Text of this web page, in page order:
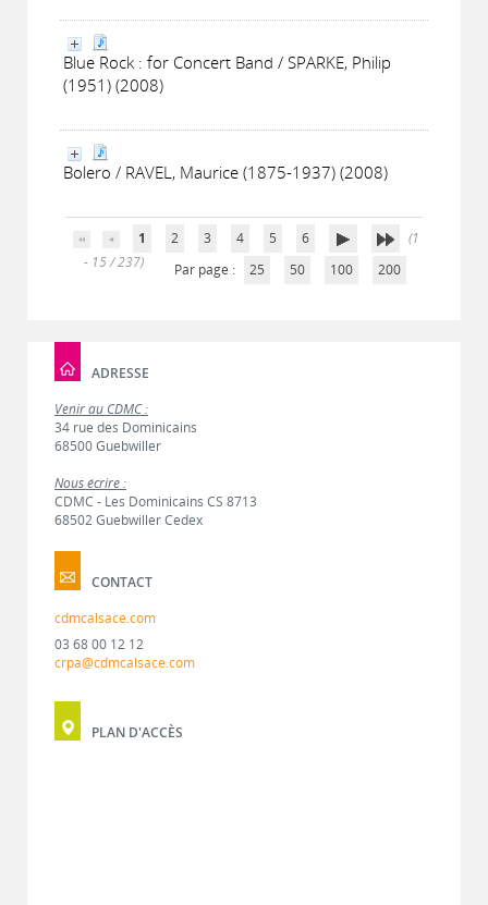
Blue Rock : for Concert Band / SPARKE, Philip
(1951) (2008)
Bolero / RAVEL, Maurice (1875-1937) (2008)
1 2 3 4 5 6
(1
- 15 / 237)
Par page : 25 50 100 200
ADRESSE
Venir au CDMC :
34 rue des Dominicains
68500 Guebwiller
Nous écrire :
CDMC - Les Dominicains CS 8713
68502 Guebwiller Cedex
CONTACT
cdmcalsace.com
03 68 00 12 12
crpa@cdmcalsace.com
PLAN D'ACCÈS